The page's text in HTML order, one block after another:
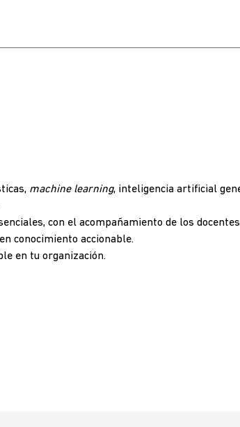
machine learning, inteligencia artificial
con el acompañamiento de los
conocimiento accionable.
en tu organización.